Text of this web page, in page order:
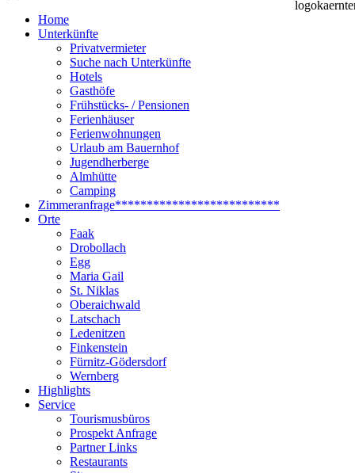
Home
Unterkünfte
Privatvermieter
Suche nach Unterkünfte
Hotels
Gasthöfe
Frühstücks- / Pensionen
Ferienhäuser
Ferienwohnungen
Urlaub am Bauernhof
Jugendherberge
Almhütte
Camping
Zimmeranfrage**************************
Orte
Faak
Drobollach
Egg
Maria Gail
St. Niklas
Oberaichwald
Latschach
Ledenitzen
Finkenstein
Fürnitz-Gödersdorf
Wernberg
Highlights
Service
Tourismusbüros
Prospekt Anfrage
Partner Links
Restaurants